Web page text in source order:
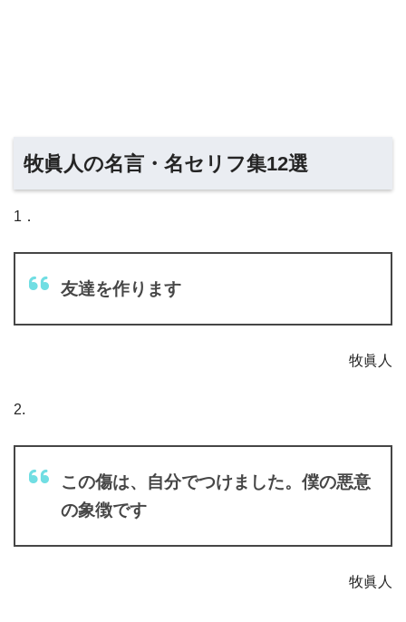
牧眞人の名言・名セリフ集12選
1．
友達を作ります
牧眞人
2.
この傷は、自分でつけました。僕の悪意
の象徴です
牧眞人